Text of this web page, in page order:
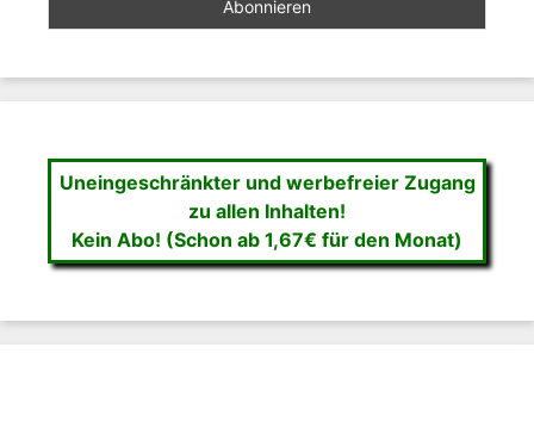
Uneingeschränkter und werbefreier Zugang
zu allen Inhalten!
Kein Abo! (Schon ab 1,67€ für den Monat)